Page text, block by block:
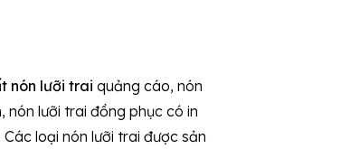
nón lưỡi trai quảng cáo, nón
nón lưỡi trai đồng phục có in
loại nón lưỡi trai được sản